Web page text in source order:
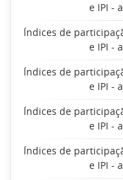
e IPI -
Índices de
e IPI -
Índices de
e IPI -
Índices de
e IPI -
Índices de
e IPI -